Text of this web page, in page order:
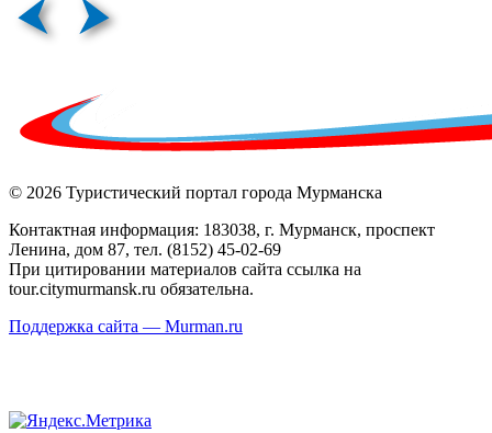
© 2026 Туристический портал города Мурманска
Контактная информация: 183038, г. Мурманск, проспект
Ленина, дом 87, тел. (8152) 45-02-69
При цитировании материалов сайта ссылка на
tour.citymurmansk.ru обязательна.
Поддержка сайта — Murman.ru